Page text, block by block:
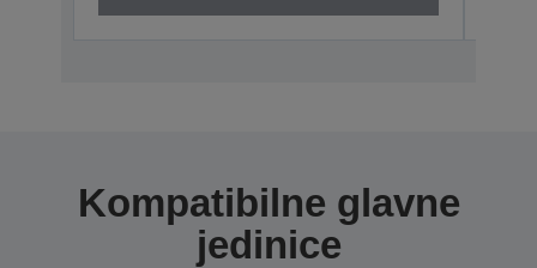
Kompatibilne glavne
jedinice